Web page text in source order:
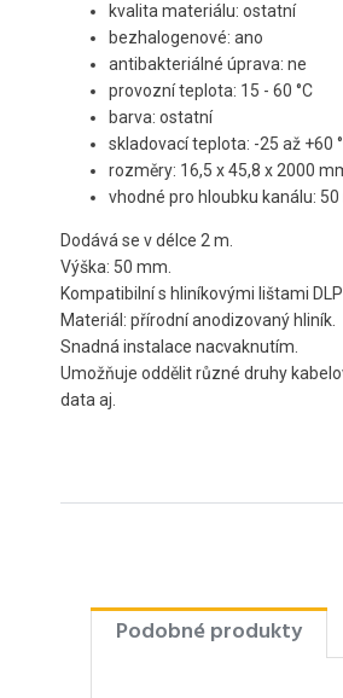
kvalita materiálu: ostatní
bezhalogenové: ano
antibakteriálné úprava: ne
provozní teplota: 15 - 60 °C
barva: ostatní
skladovací teplota: -25 až +60
rozměry: 16,5 x 45,8 x 2000
vhodné pro hloubku kanálu:
Dodává se v délce 2 m.
Výška: 50 mm.
Kompatibilní s hliníkovými lištami
Materiál: přírodní anodizovaný hliník.
Snadná instalace nacvaknutím.
Umožňuje oddělit různé druhy
data aj.
Podobné produkty